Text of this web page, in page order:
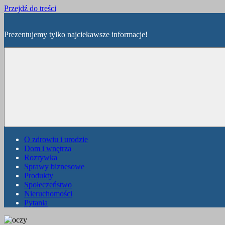
Przejdź do treści
Prezentujemy tylko najciekawsze informacje!
O zdrowiu i urodzie
Dom i wnętrza
Rozrywka
Sprawy biznesowe
Produkty
Społeczeństwo
Nieruchomości
Pytania